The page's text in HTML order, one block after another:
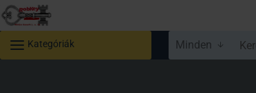
Kategóriák Minden
Keresés...